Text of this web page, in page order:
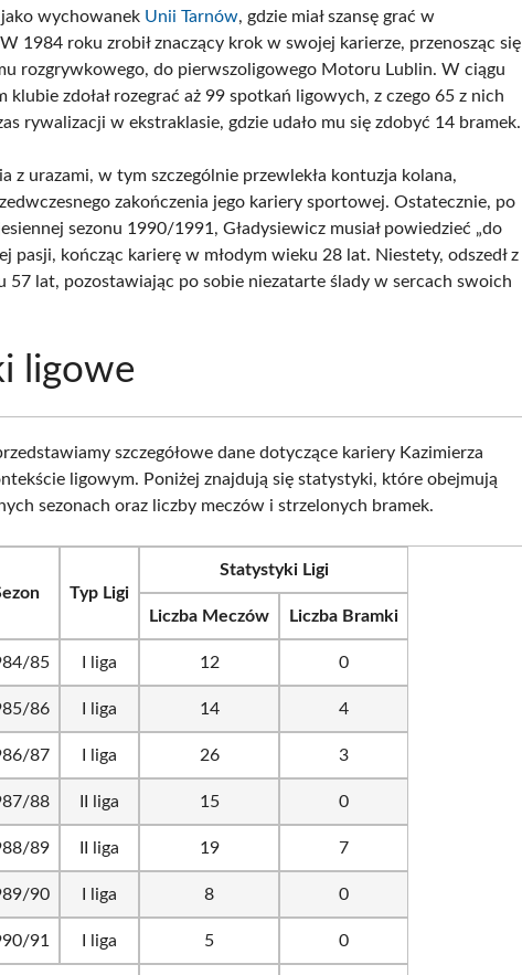
jako wychowanek Unii Tarnów, gdzie miał szansę grać w
1984 roku zrobił znaczący krok w swojej karierze, przenosząc się
rozgrywkowego, do pierwszoligowego Motoru Lublin. W ciągu
zdołał rozegrać aż 99 spotkań ligowych, z czego 65 z nich
rywalizacji w ekstraklasie, gdzie udało mu się zdobyć 14 bramek.
z urazami, w tym szczególnie przewlekła kontuzja kolana,
zakończenia jego kariery sportowej. Ostatecznie, po
sezonu 1990/1991, Gładysiewicz musiał powiedzieć „do
pasji, kończąc karierę w młodym wieku 28 lat. Niestety, odszedł z
57 lat, pozostawiając po sobie niezatarte ślady w sercach swoich
ligowe
szczegółowe dane dotyczące kariery Kazimierza
ligowym. Poniżej znajdują się statystyki, które obejmują
sezonach oraz liczby meczów i strzelonych bramek.
Typ Ligi
Statystyki Ligi
Liczba Meczów Liczba Bramki
85 I liga 12 0
86 I liga 14 4
87 I liga 26 3
88 II liga 15 0
89 II liga 19 7
90 I liga 8 0
91 I liga 5 0